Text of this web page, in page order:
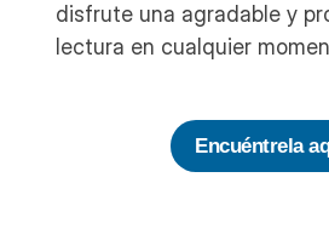
disfrute una agradable y
lectura en cualquier
Encuéntrela